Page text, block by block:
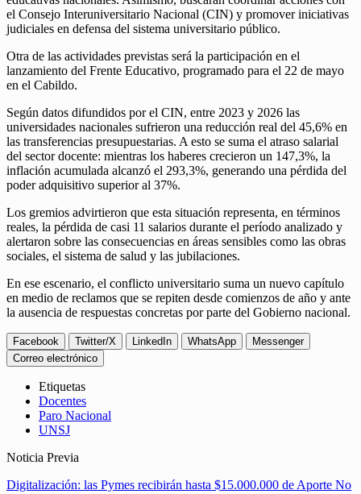
el Consejo Interuniversitario Nacional (CIN) y promover iniciativas
judiciales en defensa del sistema universitario público.
Otra de las actividades previstas será la participación en el
lanzamiento del Frente Educativo, programado para el 22 de mayo
en el Cabildo.
Según datos difundidos por el CIN, entre 2023 y 2026 las
universidades nacionales sufrieron una reducción real del 45,6% en
las transferencias presupuestarias. A esto se suma el atraso salarial
del sector docente: mientras los haberes crecieron un 147,3%, la
inflación acumulada alcanzó el 293,3%, generando una pérdida del
poder adquisitivo superior al 37%.
Los gremios advirtieron que esta situación representa, en términos
reales, la pérdida de casi 11 salarios durante el período analizado y
alertaron sobre las consecuencias en áreas sensibles como las obras
sociales, el sistema de salud y las jubilaciones.
En ese escenario, el conflicto universitario suma un nuevo capítulo
en medio de reclamos que se repiten desde comienzos de año y ante
la ausencia de respuestas concretas por parte del Gobierno nacional.
Facebook Twitter/X LinkedIn WhatsApp
Messenger
Correo electrónico
Etiquetas
Docentes
Paro Nacional
UNSJ
Noticia Previa
Digitalización: las Pymes recibirán hasta $15.000.000 de Aporte No